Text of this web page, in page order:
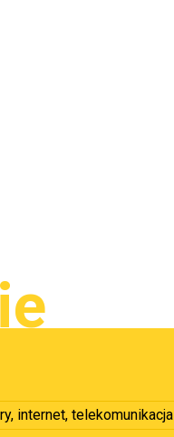
internet, telekomunikacja